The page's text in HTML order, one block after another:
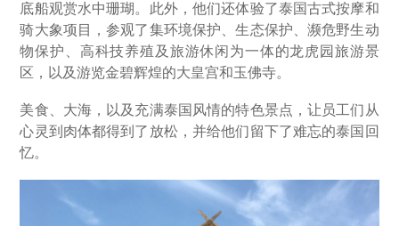
底船观赏水中珊瑚。此外，他们还体验了泰国古式按摩和
骑大象项目，参观了集环境保护、生态保护、濒危野生动
物保护、高科技养殖及旅游休闲为一体的龙虎园旅游景
区，以及游览金碧辉煌的大皇宫和玉佛寺。
美食、大海，以及充满泰国风情的特色景点，让员工们从
心灵到肉体都得到了放松，并给他们留下了难忘的泰国回
忆。